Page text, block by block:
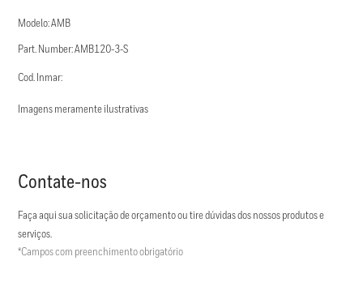
Modelo: AMB
Part. Number: AMB120-3-S
Cod. Inmar:
Imagens meramente ilustrativas
Contate-nos
Faça aqui sua solicitação de orçamento ou tire dúvidas dos nossos produtos e
serviços.
*Campos com preenchimento obrigatório